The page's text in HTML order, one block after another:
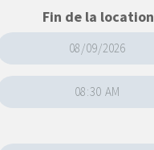
Fin de la location